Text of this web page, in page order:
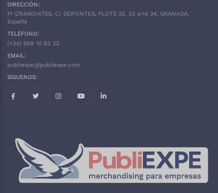
DIRECCIÓN:
PI IZNAMONTES, C/ DEIFONTES, PLOTS 32, 33 and 34, GRANADA,
España
TELÉFONO:
(+34) 958 10 63 22
EMAIL:
publiexpe@publiexpe.com
SÍGUENOS: